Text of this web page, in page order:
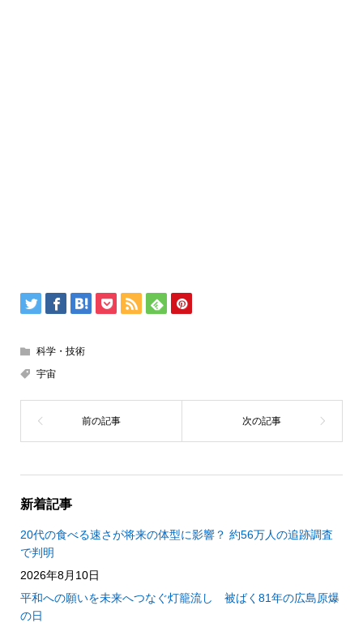
科学・技術
宇宙
新着記事
20代の食べる速さが将来の体型に影響？ 約56万人の追跡調査
で判明
2026年8月10日
平和への願いを未来へつなぐ灯籠流し 被ばく81年の広島原爆
の日